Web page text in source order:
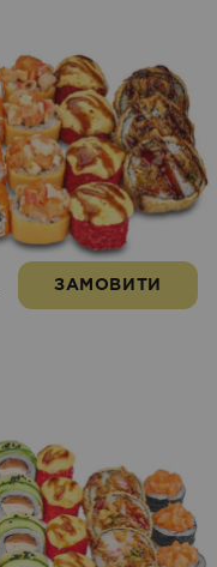
ЗАМОВИТИ